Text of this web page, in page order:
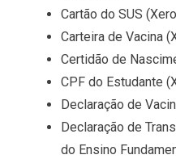
Cartão do SUS
Carteira de Vacina
Certidão de
CPF do Estudante
Declaração de
Declaração de
do Ensino